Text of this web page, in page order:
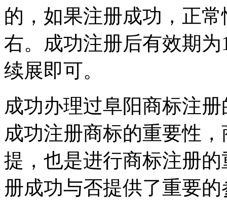
的，如果注册成功，正
右。成功注册后有效期
续展即可。
成功办理过阜阳商标注
成功注册商标的重要性
提，也是进行商标注册
册成功与否提供了重要